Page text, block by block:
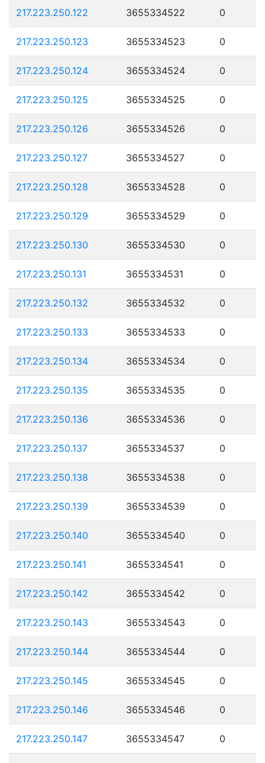
217.223.250.122 3655334522 0
217.223.250.123 3655334523 0
217.223.250.124 3655334524 0
217.223.250.125 3655334525 0
217.223.250.126 3655334526 0
217.223.250.127 3655334527 0
217.223.250.128 3655334528 0
217.223.250.129 3655334529 0
217.223.250.130 3655334530 0
217.223.250.131 3655334531 0
217.223.250.132 3655334532 0
217.223.250.133 3655334533 0
217.223.250.134 3655334534 0
217.223.250.135 3655334535 0
217.223.250.136 3655334536 0
217.223.250.137 3655334537 0
217.223.250.138 3655334538 0
217.223.250.139 3655334539 0
217.223.250.140 3655334540 0
217.223.250.141 3655334541 0
217.223.250.142 3655334542 0
217.223.250.143 3655334543 0
217.223.250.144 3655334544 0
217.223.250.145 3655334545 0
217.223.250.146 3655334546 0
217.223.250.147 3655334547 0